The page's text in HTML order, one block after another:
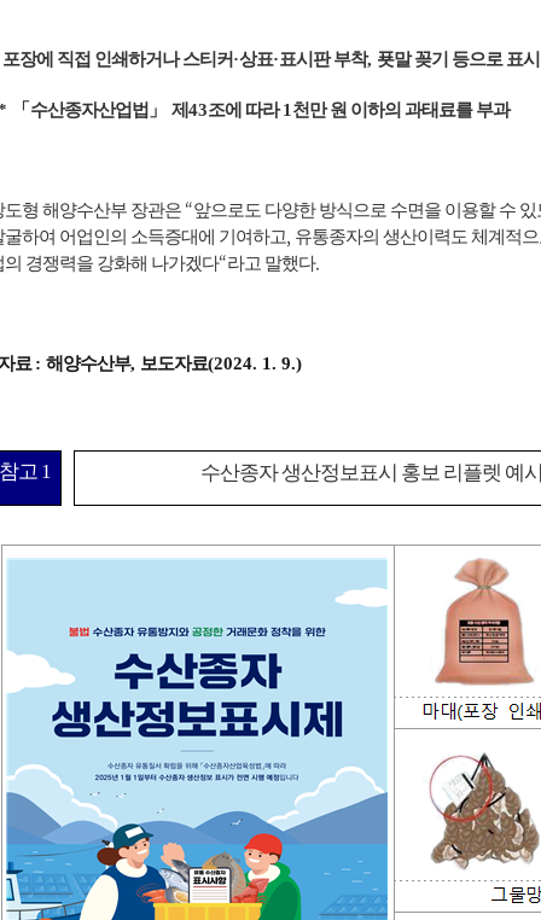
포장에 직접 인쇄하거나 스티커·상표·표시판 부착, 푯말 꽂기 등으로 표시
「 수산종자산업법 」 제 43조에 따라1 천만 원 이하의 과태료를 부과
도형 해양수산부 장관은 “앞으로도 다양한 방식으로 수면을 이용할 수
굴하여 어업인의 소득증대에 기여하고, 유통종자의 생산이력도 체계적
의 경쟁력을 강화해 나가겠다“라고 말했다.
료 : 해양수산부, 보도자료(2024. 1. 9.)
고 1 수산종자 생산정보표시 홍보 리플렛 예